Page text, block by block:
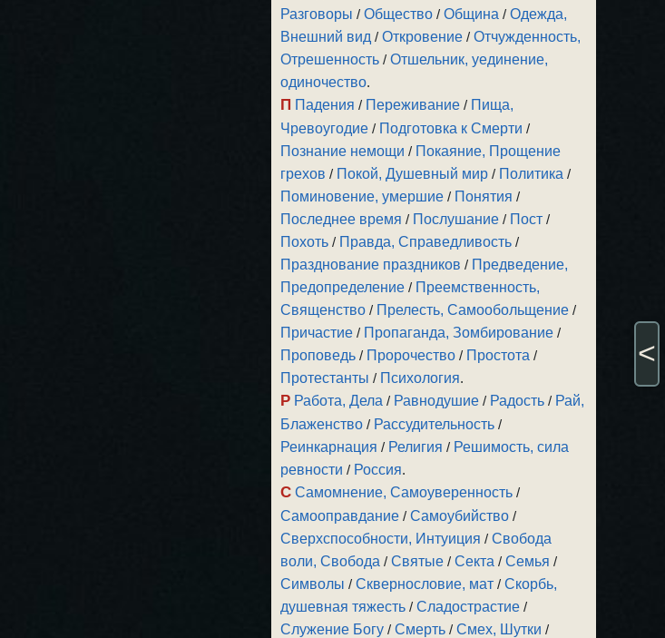
Разговоры /Общество /Община /Одежда,
Внешний вид /Откровение /Отчужденность,
Отрешенность /Отшельник, уединение,
одиночество.
П Падения / Переживание / Пища,
Чревоугодие / Подготовка к Смерти /
Познание немощи / Покаяние, Прощение
грехов / Покой, Душевный мир / Политика /
Поминовение, умершие / Понятия /
Последнее время / Послушание / Пост /
Похоть / Правда, Справедливость /
Празднование праздников / Предведение,
Предопределение / Преемственность,
Священство / Прелесть, Самообольщение /
Причастие / Пропаганда, Зомбирование /
Проповедь / Пророчество / Простота /
Протестанты / Психология.
Р Работа, Дела / Равнодушие / Радость / Рай,
Блаженство / Рассудительность /
Реинкарнация / Религия / Решимость, сила
ревности / Россия.
С Самомнение, Самоуверенность /
Самооправдание /Самоубийство /
Сверхспособности, Интуиция /Свобода
воли, Свобода /Святые /Секта /Семья /
Символы /Сквернословие, мат /Скорбь,
душевная тяжесть /Сладострастие /
Служение Богу /Смерть /Смех, Шутки /
<